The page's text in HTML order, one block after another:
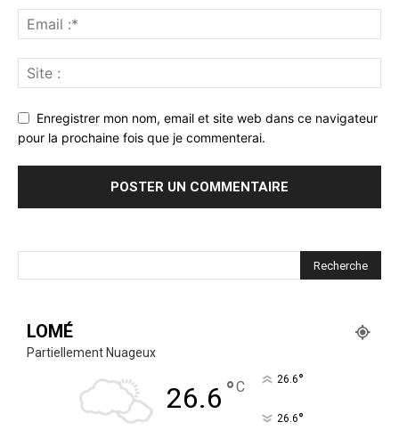
Enregistrer mon nom, email et site web dans ce navigateur
pour la prochaine fois que je commenterai.
LOMÉ
Partiellement Nuageux
26.6 °C 26.6°
26.6°